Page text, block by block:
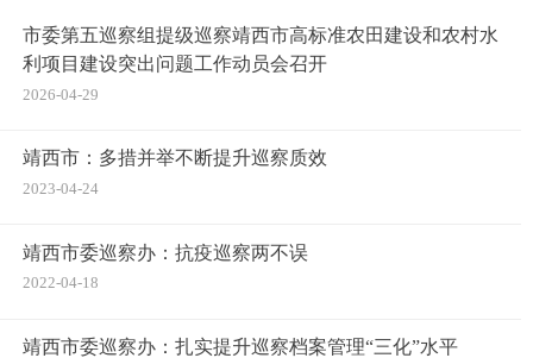
市委第五巡察组提级巡察靖西市高标准农田建设和农村水
利项目建设突出问题工作动员会召开
2026-04-29
靖西市：多措并举不断提升巡察质效
2023-04-24
靖西市委巡察办：抗疫巡察两不误
2022-04-18
靖西市委巡察办：扎实提升巡察档案管理“三化”水平